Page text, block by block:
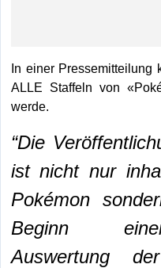
In einer Pressemitteilung
ALLE Staffeln von
werde.
“Die
ist nicht nur
Pokémon
Beginn
Auswertung